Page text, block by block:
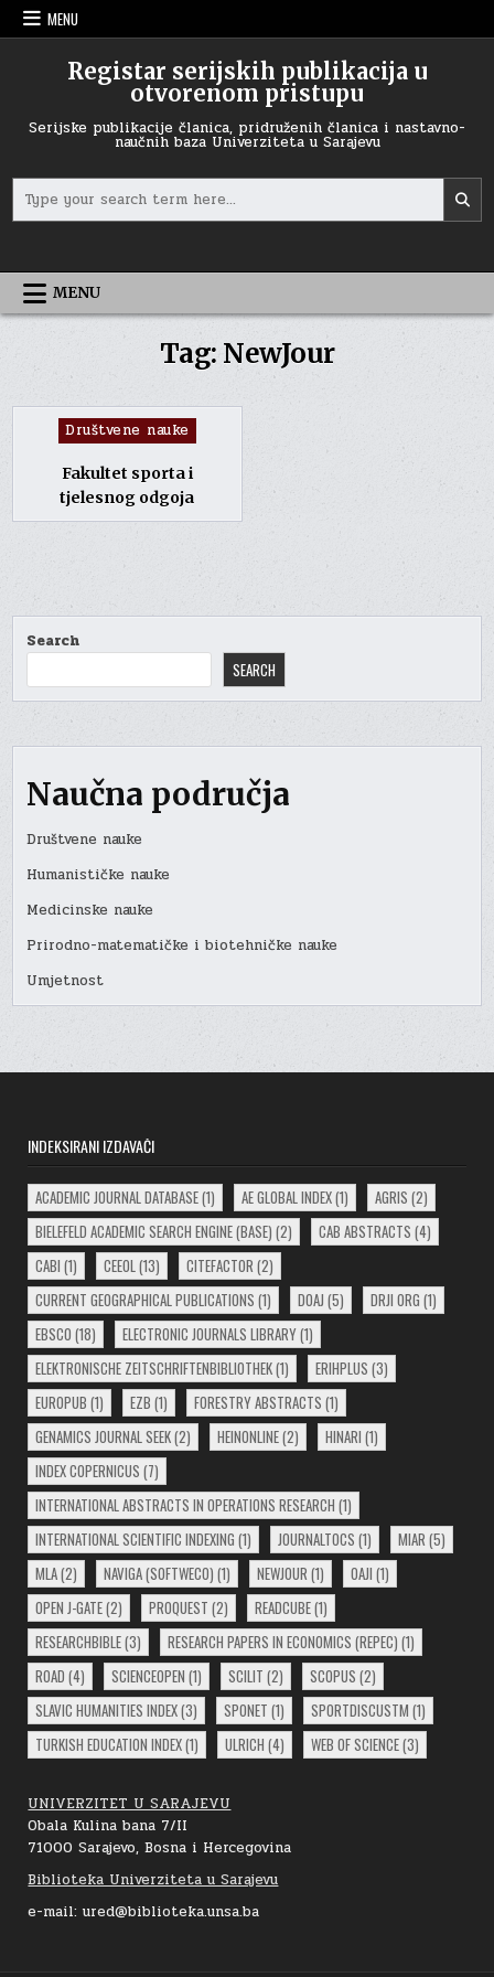
Skip
to
MENU
Registar serijskih publikacija u
otvorenom pristupu
Serijske publikacije članica, pridruženih članica i nastavno-
naučnih baza Univerziteta u Sarajevu
for:
MENU
Tag: NewJour
Posted
in
Društvene nauke
Fakultet sporta i
tjelesnog odgoja
Search
SEARCH
Naučna područja
Društvene nauke
Humanističke nauke
Medicinske nauke
Prirodno-matematičke i biotehničke nauke
Umjetnost
INDEKSIRANI IZDAVAČI
ACADEMIC JOURNAL DATABASE(1) AE GLOBAL INDEX(1) AGRIS (2)
BIELEFELD ACADEMIC SEARCH ENGINE (BASE) (2) CAB ABSTRACTS (4)
CABI (1) CEEOL (13) CITEFACTOR (2)
CURRENT GEOGRAPHICAL PUBLICATIONS (1) DOAJ (5) DRJI ORG (1)
EBSCO (18) ELECTRONIC JOURNALS LIBRARY(1)
ELEKTRONISCHE ZEITSCHRIFTENBIBLIOTHEK(1) ERIHPLUS (3)
EUROPUB (1) EZB (1) FORESTRY ABSTRACTS (1)
GENAMICS JOURNAL SEEK(2) HEINONLINE(2) HINARI (1)
INDEX COPERNICUS (7)
INTERNATIONAL ABSTRACTS IN OPERATIONS RESEARCH (1)
INTERNATIONAL SCIENTIFIC INDEXING (1) JOURNALTOCS (1) MIAR (5)
MLA(2) NAVIGA (SOFTWECO) (1) NEWJOUR (1) OAJI (1)
OPEN J-GATE(2) PROQUEST (2) READCUBE(1)
RESEARCHBIBLE(3) RESEARCH PAPERS IN ECONOMICS (REPEC) (1)
ROAD (4) SCIENCEOPEN (1) SCILIT (2) SCOPUS (2)
SLAVIC HUMANITIES INDEX(3) SPONET (1) SPORTDISCUSTM (1)
TURKISH EDUCATION INDEX(1) ULRICH (4) WEB OF SCIENCE(3)
UNIVERZITET U SARAJEVU
Obala Kulina bana 7/II
71000 Sarajevo, Bosna i Hercegovina
Biblioteka Univerziteta u Sarajevu
e-mail: ured@biblioteka.unsa.ba